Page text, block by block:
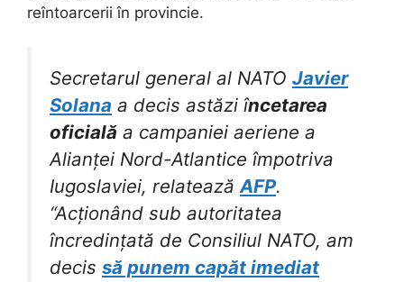
reîntoarcerii în provincie.
Secretarul general al NATO Javier
Solana a decis astăzi încetarea
oficială a campaniei aeriene a
Alianței Nord-Atlantice împotriva
Iugoslaviei, relateazăAFP.
“Acționând sub autoritatea
încredințată de Consiliul NATO, am
decis să punem capăt imediat